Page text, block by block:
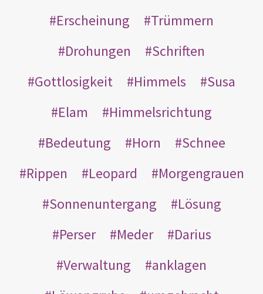
Erscheinung
Trümmern
Drohungen
Schriften
Gottlosigkeit
Himmels
Susa
Elam
Himmelsrichtung
Bedeutung
Horn
Schnee
Rippen
Leopard
Morgengrauen
Sonnenuntergang
Lösung
Perser
Meder
Darius
Verwaltung
anklagen